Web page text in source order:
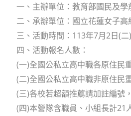
一、主辦單位：教育部國民及學
二、承辦單位：國立花蓮女子高
三、活動時間：113年7月2日(
四、活動報名人數：
(一)全國公私立高中職各原住民
(二)全國公私立高中職非原住民
(三)各校若超額推薦請加註編號
(四)本營隊含職員、小組長計21